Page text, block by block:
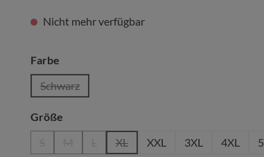
Nicht mehr verfügbar
Farbeauswählen
Schwarz
(Diese Option ist zurzeit nicht verfügbar.)
Größeauswählen
(Diese Option ist zurzeit nicht verfügbar.)
(Diese Option ist zurzeit nicht verfügbar.)
(Diese Option ist zurzeit nicht
XL
(Diese Option ist zurzeit nicht
XXL 3XL 4XL